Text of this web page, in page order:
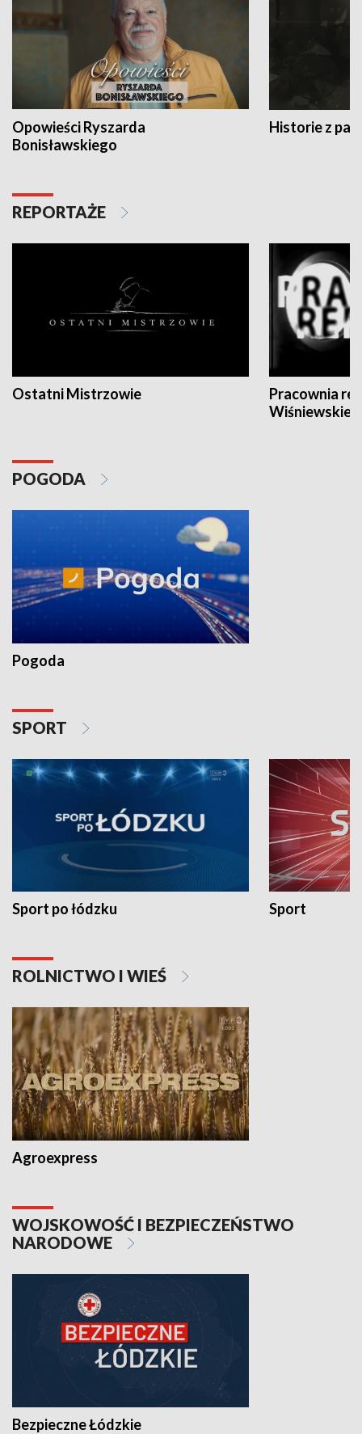
Opowieści Ryszarda
Bonisławskiego
Historie z
REPORTAŻE
Ostatni Mistrzowie
Pracownia
POGODA
Pogoda
SPORT
Sport po łódzku Sport
ROLNICTWO I WIEŚ
Agroexpress
WOJSKOWOŚĆ I BEZPIECZEŃSTWO
NARODOWE
Bezpieczne Łódzkie